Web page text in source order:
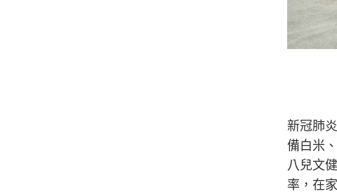
新冠肺
備白米
八兒文
率，在